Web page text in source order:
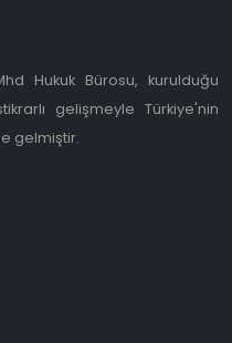
Hukuk Bürosu, kurulduğu
gelişmeyle Türkiye'nin
gelmiştir.